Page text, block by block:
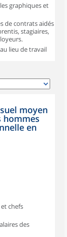
graphiques et
de contrats aidés
stagiaires,
lieu de travail
moyen
hommes
en
chefs
des